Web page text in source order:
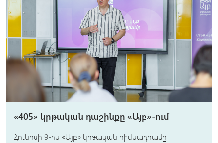
«405» կրթական դաշինքը «Այբ»-ում
Հունիսի 9-ին «Այբ» կրթական հիմնադրամը